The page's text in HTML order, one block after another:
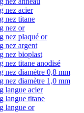
nez acier
nez titane
nez or
nez plaqué or
nez argent
nez bioplast
nez titane anodisé
nez diamètre 0,8 mm
nez diamètre 1,0 mm
langue acier
langue titane
langue or